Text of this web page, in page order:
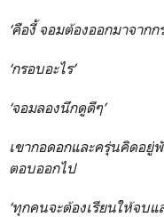
‘คืองี้ จอมต้องออกมาจาก
‘กรอบอะไร’
‘จอมลองนึกดูดีๆ’
เขากอดอกและครุ่นคิดอยู่
ตอบออกไป
‘ทุกคนจะต้องเรียนให้จบ